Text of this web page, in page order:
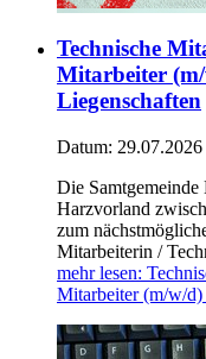
Technische
Mitarbeiter
Liegenschaften
Datum: 29.07.2026
Die Samtgemeinde
Harzvorland
zum
Mitarbeiterin /
mehr lesen:
Mitarbeiter (m/w/